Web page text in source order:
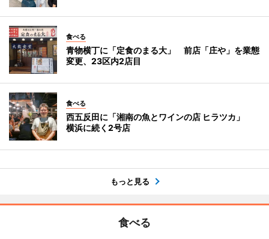
食べる
青物横丁に「定食のまる大」 前店「庄や」を業態
変更、23区内2店目
食べる
西五反田に「湘南の魚とワインの店 ヒラツカ」
横浜に続く2号店
もっと見る
食べる